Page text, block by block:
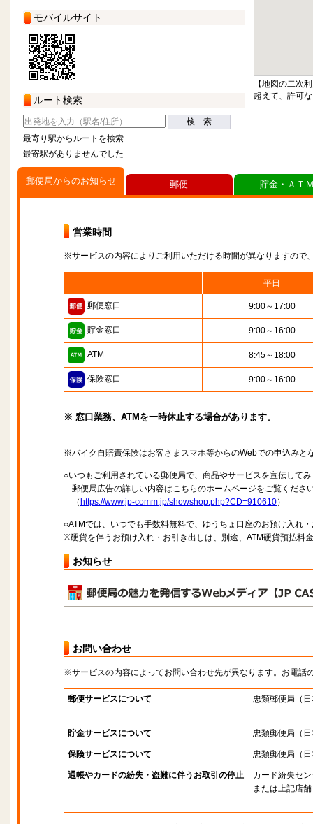
モバイルサイト
ルート検索
検 索
最寄り駅からルートを検索
最寄駅がありませんでした
【地図の二次
超えて、許可
郵便局からのお知らせ
営業時間
※サービスの内容によりご利用いただける時間が異なりますので
平日
郵便窓口 9:00～17:00
貯金窓口 9:00～16:00
ATM 8:45～18:00
保険窓口 9:00～16:00
※ 窓口業務、ATMを一時休止する場合があります。
※バイク自賠責保険はお客さまスマホ等からのWebでの申込みと
○いつもご利用されている郵便局で、商品やサービスを宣伝して
郵便局広告の詳しい内容はこちらのホームページをご覧くださ
（ https://www.jp-comm.jp/showshop.php?CD=910610）
○ATMでは、いつでも手数料無料で、ゆうちょ口座のお預け入れ
※硬貨を伴うお預け入れ・お引き出しは、別途、ATM硬貨預払料
お知らせ
お問い合わせ
※サービスの内容によってお問い合わせ先が異なります。お電話
郵便サービスについて 忠類郵便局 （
貯金サービスについて 忠類郵便局 （
保険サービスについて 忠類郵便局 （
通帳やカードの紛失・盗難に伴うお取引の停止
カード紛失セ
または上記店舗
郵便 貯金・ＡＴ